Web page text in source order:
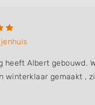
heeft Albert gebouwd.
winterklaar gemaakt ,